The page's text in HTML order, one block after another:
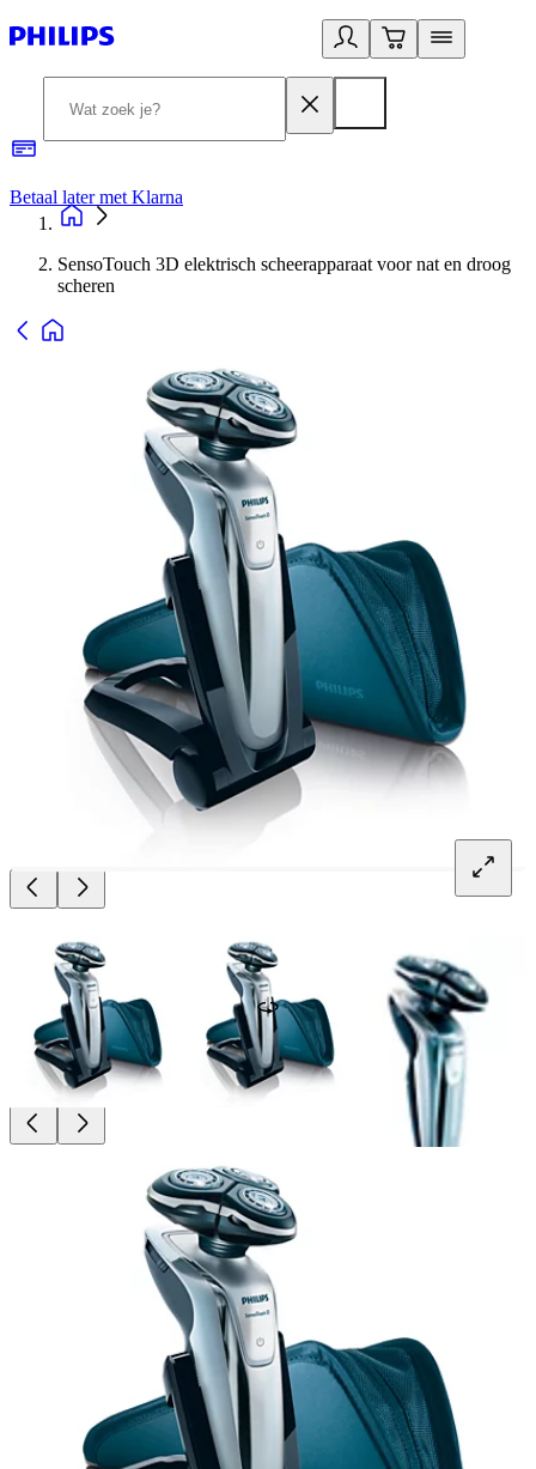
Betaal later met Klarna
SensoTouch 3D elektrisch scheerapparaat voor nat en droog
scheren